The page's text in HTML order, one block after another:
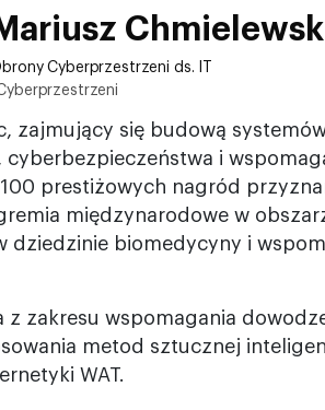
Cyberprzestrzeni ds. IT
zajmujący się budową
i
prestiżowych nagród
międzynarodowe w
dziedzinie biomedycyny i
z zakresu wspomagania
metod sztucznej
WAT.